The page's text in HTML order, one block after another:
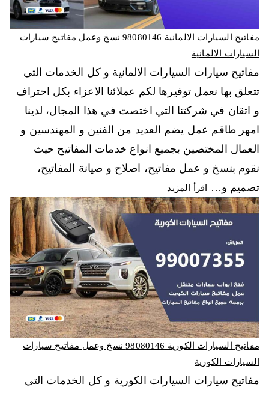
مفاتيح السيارات الالمانية 98080146‬ نسخ وعمل مفاتيح سيارات
السيارات الالمانية
مفاتيح سيارات السيارات الالمانية و كل الخدمات التي
تتعلق بها نعمل توفيرها لكم عملائنا الاعزاء بكل احتراف
و اتقان في شركتنا التي اختصت في هذا المجال، لدينا
امهر طاقم عمل يضم العديد من الفنين و المهندسين و
العمال المختصين بجميع انواع خدمات المفاتيح حيث
نقوم بنسخ و عمل مفاتيح، اصلاح و صيانة المفاتيح،
تصميم و…
اقرأ المزيد
مفاتيح السيارات الكورية 98080146‬ نسخ وعمل مفاتيح سيارات
السيارات الكورية
مفاتيح سيارات السيارات الكورية و كل الخدمات التي